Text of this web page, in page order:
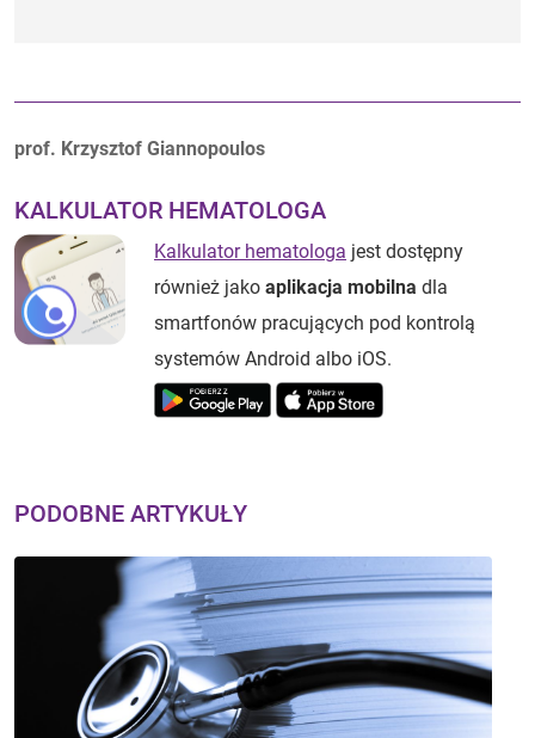
Autorzy:
prof. Krzysztof Giannopoulos
KALKULATOR HEMATOLOGA
Kalkulator hematologa jest dostępny
również jako aplikacja mobilna dla
smartfonów pracujących pod kontrolą
systemów Android albo iOS.
PODOBNE ARTYKUŁY